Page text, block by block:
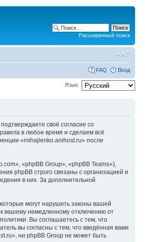
Расширенный поиск
FAQ Вход
Язык:
своё согласие со
в любое время и сделаем всё
«mihajlenko.anihost.ru» после
«phpBB Group», «phpBB Teams»),
phpBB строго связаны с организацией и
в них. За дополнительной
могут нарушить законы вашей
вашему немедленному отключению от
Вы соглашаетесь с тем, что
вы согласны с тем, что введённая вами
ни phpBB Group не может быть